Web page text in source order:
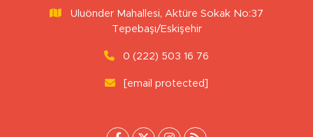
Uluönder Mahallesi, Aktüre Sokak No:37
Tepebaşı/Eskişehir
0 (222) 503 16 76
[email protected]